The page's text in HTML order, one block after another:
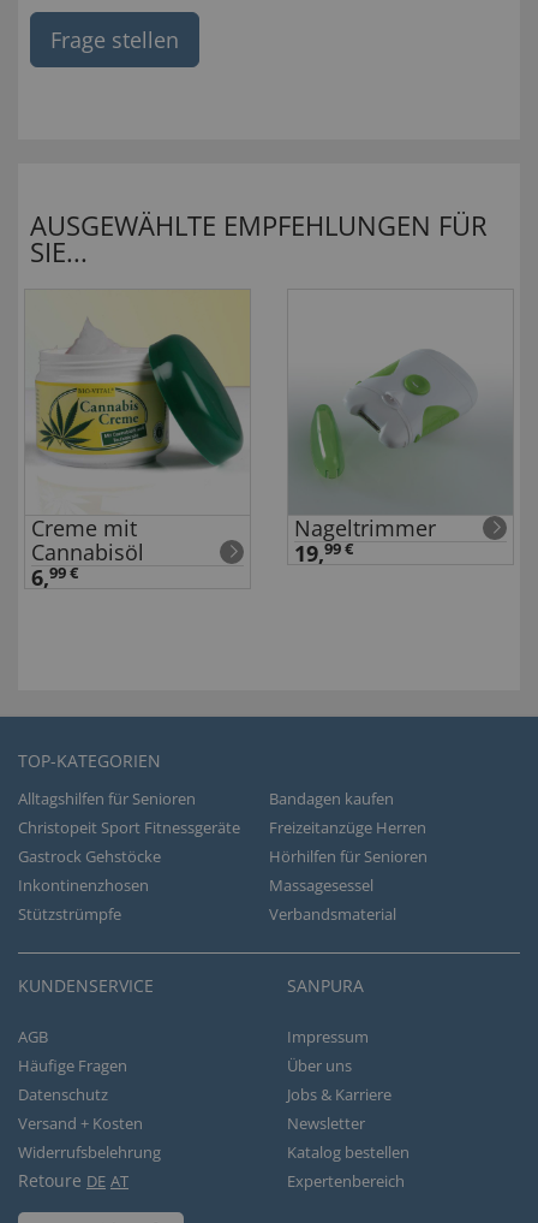
Frage stellen
AUSGEWÄHLTE EMPFEHLUNGEN FÜR
SIE...
Creme mit
Cannabisöl
6,99 €
Nageltrimmer
19,99 €
TOP-KATEGORIEN
Alltagshilfen für Senioren
Bandagen kaufen
Christopeit Sport Fitnessgeräte
Freizeitanzüge Herren
Gastrock Gehstöcke
Hörhilfen für Senioren
Inkontinenzhosen
Massagesessel
Stützstrümpfe
Verbandsmaterial
KUNDENSERVICE
AGB
Häufige Fragen
Datenschutz
Versand + Kosten
Widerrufsbelehrung
Retoure DE AT
SANPURA
Impressum
Über uns
Jobs & Karriere
Newsletter
Katalog bestellen
Expertenbereich